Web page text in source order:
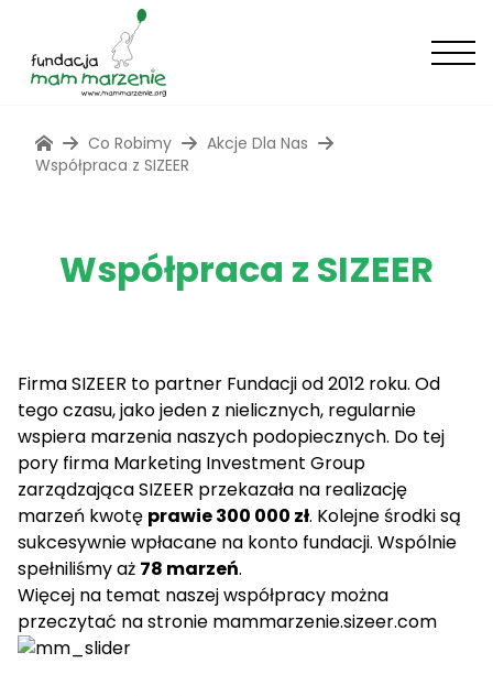
Co Robimy
Akcje Dla Nas
Współpraca z SIZEER
Współpraca z SIZEER
Firma SIZEER to partner Fundacji od 2012 roku. Od
tego czasu, jako jeden z nielicznych, regularnie
wspiera marzenia naszych podopiecznych. Do tej
pory firma Marketing Investment Group
zarządzająca SIZEER przekazała na realizację
marzeń kwotę prawie 300 000 zł. Kolejne środki są
sukcesywnie wpłacane na konto fundacji. Wspólnie
spełniliśmy aż 78 marzeń.
Więcej na temat naszej współpracy można
przeczytać na stronie mammarzenie.sizeer.com